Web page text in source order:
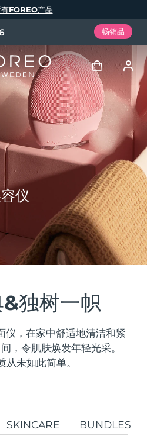
仪
独树一帜
，在家中舒适地清洁和紧
，令肌肤焕发年轻光采。
未如此简单。
SKINCARE BUNDLES
FOREO产品
畅销品
登录
用户信息
我的设备
我的订单
我的地址
我的订阅
Elixir
Set
畅销产品
Español
Português
Русский
繁體中文
预计送达日期 11/08/2026
预计送达日期10/08/2026
预计送达日期